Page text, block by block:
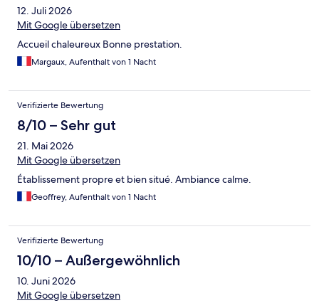
12. Juli 2026
Mit Google übersetzen
Accueil chaleureux Bonne prestation.
Margaux, Aufenthalt von 1 Nacht
Verifizierte Bewertung
8/10 – Sehr gut
21. Mai 2026
Mit Google übersetzen
Établissement propre et bien situé. Ambiance calme.
Geoffrey, Aufenthalt von 1 Nacht
Verifizierte Bewertung
10/10 – Außergewöhnlich
10. Juni 2026
Mit Google übersetzen